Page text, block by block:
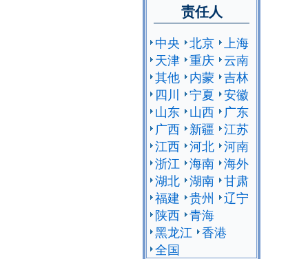
责任人
中央 北京
上海
天津 重庆 云南
其他 内蒙 吉林
四川
宁夏 安徽
山东 山西
广东
广西 新疆 江苏
江西 河北 河南
浙江 海南 海外
湖北 湖南 甘肃
福建 贵州
辽宁
陕西 青海
黑龙江 香港
全国